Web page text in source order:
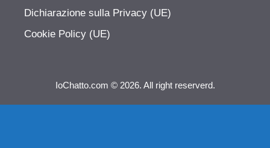
Dichiarazione sulla Privacy (UE)
Cookie Policy (UE)
IoChatto.com © 2026. All right reserverd.